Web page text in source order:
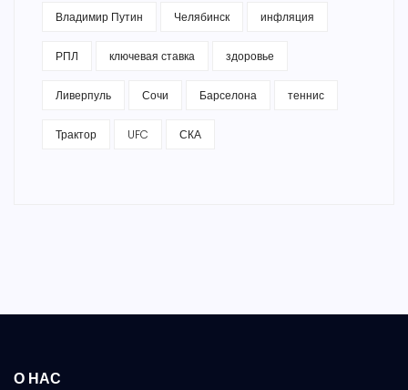
Владимир Путин Челябинск инфляция
РПЛ ключевая ставка здоровье
Ливерпуль Сочи Барселона теннис
Трактор UFC СКА
О НАС